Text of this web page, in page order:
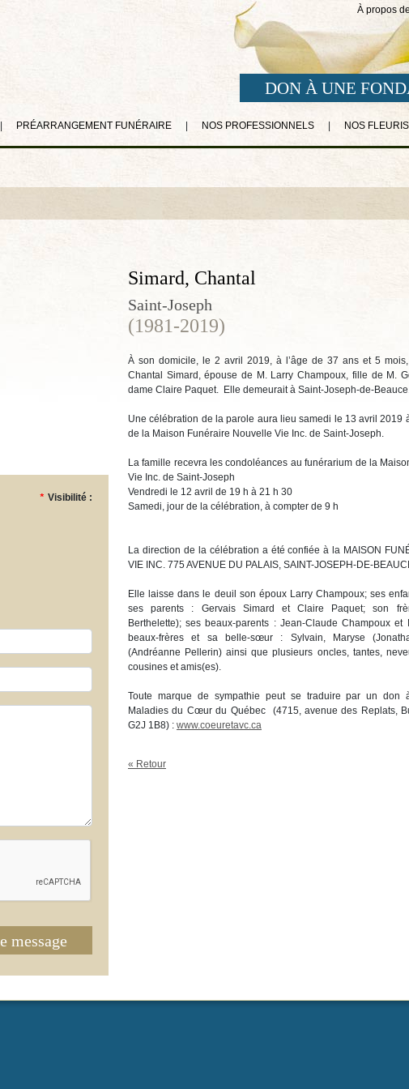
À propos
DON À UNE
PRÉARRANGEMENT FUNÉRAIRE NOS PROFESSIONNELS NOS
* Visibilité :
message
Simard, Chantal
Saint-Joseph
(1981-2019)
À son domicile, le 2 avril 2019, à l’âge de 37 ans et 5
Chantal Simard, épouse de M. Larry Champoux, fille de M.
dame Claire Paquet. Elle demeurait à Saint-Joseph-de-
Une célébration de la parole aura lieu samedi le 13 avril 2019
de la Maison Funéraire Nouvelle Vie Inc. de Saint-Joseph.
La famille recevra les condoléances au funérarium de la
Vie Inc. de Saint-Joseph
Vendredi le 12 avril de 19 h à 21 h 30
Samedi, jour de la célébration, à compter de 9 h
La direction de la célébration a été confiée à la MAISON
VIE INC. 775 AVENUE DU PALAIS, SAINT-JOSEPH-DE-
Elle laisse dans le deuil son époux Larry Champoux; ses
ses parents : Gervais Simard et Claire Paquet; son
Berthelette); ses beaux-parents : Jean-Claude Champoux et
beaux-frères et sa belle-sœur : Sylvain, Maryse
(Andréanne Pellerin) ainsi que plusieurs oncles, tantes,
cousines et amis(es).
Toute marque de sympathie peut se traduire par un don
Maladies du Cœur du Québec (4715, avenue des Replats,
G2J 1B8) : www.coeuretavc.ca
« Retour